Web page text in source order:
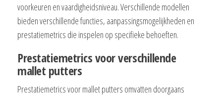
voorkeuren en vaardigheidsniveau. Verschillende modellen
bieden verschillende functies, aanpassingsmogelijkheden en
prestatiemetrics die inspelen op specifieke behoeften.
Prestatiemetrics voor verschillende
mallet putters
Prestatiemetrics voor mallet putters omvatten doorgaans